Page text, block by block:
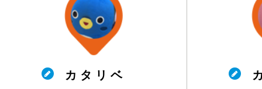
カ タ リ ベ